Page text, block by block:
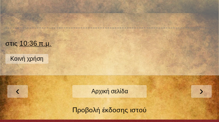
στις10:36 π.μ.
Κοινή χρήση
‹ ›
Αρχική σελίδα
Προβολή έκδοσης ιστού